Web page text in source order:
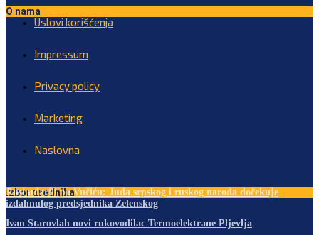
O nama
Uslovi korišćenja
Impressum
Privacy policy
Marketing
Naslovna
Izbor urednika
Rusi udarili po Vučiću: Juda srpskog i ruskog naroda dočekuje
izdahnulog predsjednika Zelenskog
Ivan Starovlah novi rukovodilac Termoelektrane Pljevlja